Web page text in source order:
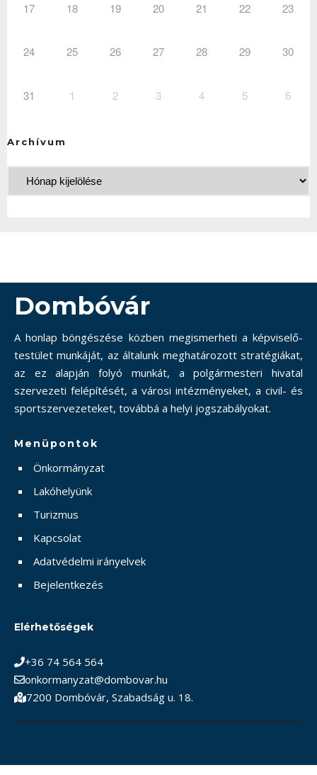
17 18 19 20 21 22 23
24 25 26 27 28 29 30
31 1 2 3 4 5 6
Archívum
Dombóvár
A honlap böngészése közben megismerheti a képviselő-
testület munkáját, az általunk meghatározott stratégiákat,
az ez alapján folyó munkát, a polgármesteri hivatal
szervezeti felépítését, a városi intézményeket, a civil- és
sportszervezeteket, továbbá a helyi jogszabályokat.
Menüpontok
Önkormányzat
Lakóhelyünk
Turizmus
Kapcsolat
Adatvédelmi irányelvek
Bejelentkezés
Elérhetőségek
+36 74 564 564
onkormanyzat@dombovar.hu
7200 Dombóvár, Szabadság u. 18.